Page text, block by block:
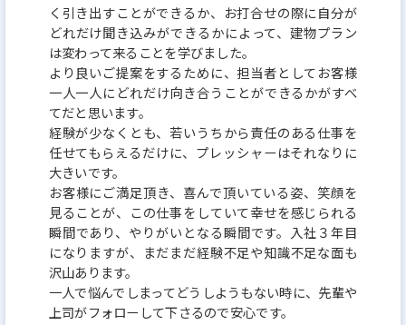
く引き出すことができるか、お打合せの際に自分が
どれだけ聞き込みができるかによって、建物プラン
は変わって来ることを学びました。
より良いご提案をするために、担当者としてお客様
一人一人にどれだけ向き合うことができるかがすべ
てだと思います。
経験が少なくとも、若いうちから責任のある仕事を
任せてもらえるだけに、プレッシャーはそれなりに
大きいです。
お客様にご満足頂き、喜んで頂いている姿、笑顔を
見ることが、この仕事をしていて幸せを感じられる
瞬間であり、やりがいとなる瞬間です。入社３年目
になりますが、まだまだ経験不足や知識不足な面も
沢山あります。
一人で悩んでしまってどうしようもない時に、先輩や
上司がフォローして下さるので安心です。